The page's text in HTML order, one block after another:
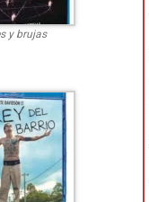
y brujas